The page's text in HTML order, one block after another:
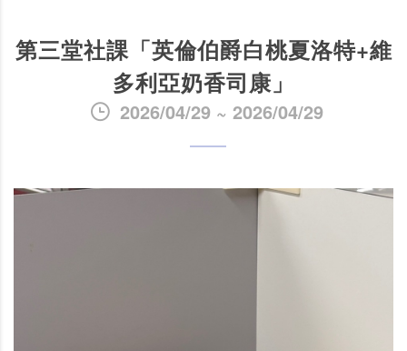
第三堂社課「英倫伯爵白桃夏洛特+維
多利亞奶香司康」
2026/04/29 ~ 2026/04/29